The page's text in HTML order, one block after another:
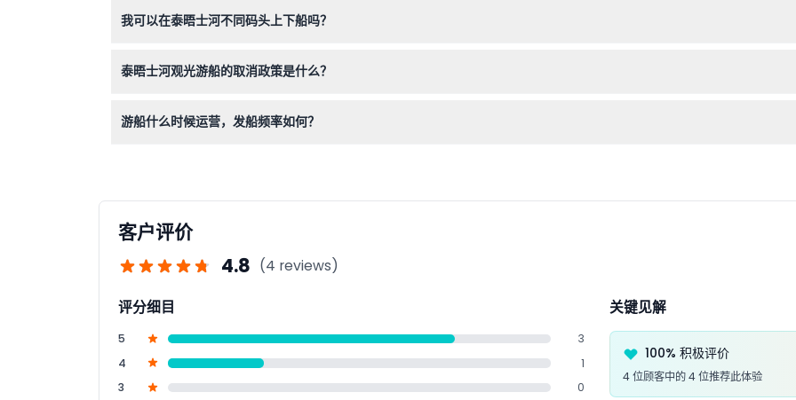
我可以在泰晤士河不同码头上下船吗？
泰晤士河观光游船的取消政策是什么？
游船什么时候运营，发船频率如何？
客户评价
4.8 (4 reviews)
评分细目
5
3
4
1
3
0
关键见解
100% 积极评价
4 位顾客中的 4 位推荐此体验